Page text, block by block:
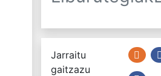
Jarraitu
gaitzazu